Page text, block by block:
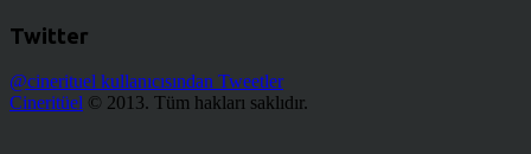
Twitter
@cinerituel kullanıcısından Tweetler
Cineritüel © 2013. Tüm hakları saklıdır.